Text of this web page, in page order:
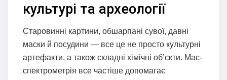
культурі та археології
Старовинні картини, обшарпані сувої, давні
маски й посудини — все це не просто культурні
артефакти, а також складні хімічні об’єкти. Мас-
спектрометрія все частіше допомагає